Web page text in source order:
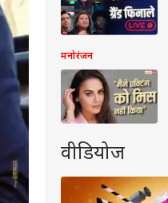
मनोरंजन
वीडियोज
को मिस नहीं
'बंटवारा 1947' से
कर रहीं प्रीति जिंटा,
'टॉर्चर' को लेकर